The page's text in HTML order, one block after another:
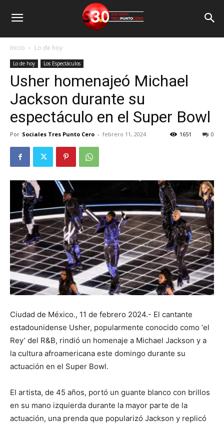
Inicio Lo de hoy
Lo de hoy Los Espectáculos
Usher homenajeó Michael
Jackson durante su
espectáculo en el Super Bowl
Por Sociales Tres Punto Cero - febrero 11, 2024 0
1651
Ciudad de México., 11 de febrero 2024.- El cantante
estadounidense Usher, popularmente conocido como ‘el
Rey’ del R&B, rindió un homenaje a Michael Jackson y a
la cultura afroamericana este domingo durante su
actuación en el Super Bowl.
El artista, de 45 años, portó un guante blanco con brillos
en su mano izquierda durante la mayor parte de la
actuación, una prenda que popularizó Jackson y replicó